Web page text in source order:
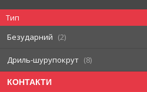
Тип
Безударний
2
Дриль-шурупокрут 8
КОНТАКТИ